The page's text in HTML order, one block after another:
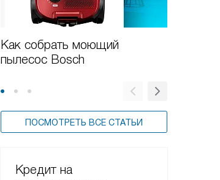
Как собрать моющий
пылесос Bosch
ПОСМОТРЕТЬ ВСЕ СТАТЬИ
Кредит на